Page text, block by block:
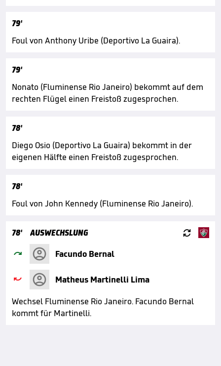
79'
Foul von Anthony Uribe (Deportivo La Guaira).
79'
Nonato (Fluminense Rio Janeiro) bekommt auf dem
rechten Flügel einen Freistoß zugesprochen.
78'
Diego Osio (Deportivo La Guaira) bekommt in der
eigenen Hälfte einen Freistoß zugesprochen.
78'
Foul von John Kennedy (Fluminense Rio Janeiro).
78' AUSWECHSLUNG 
 Facundo Bernal

Matheus Martinelli Lima
Wechsel Fluminense Rio Janeiro. Facundo Bernal
kommt für Martinelli.